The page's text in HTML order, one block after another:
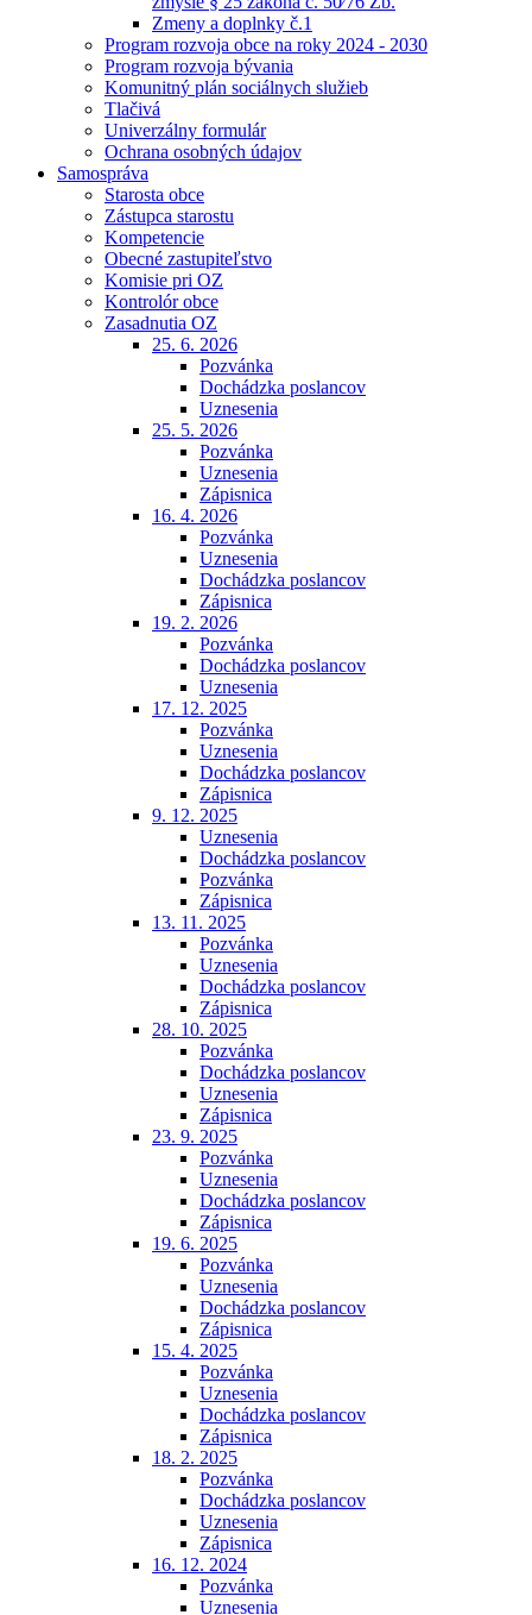
Zmeny a doplnky č.1
Program rozvoja obce na roky 2024 - 2030
Program rozvoja bývania
Komunitný plán sociálnych služieb
Tlačivá
Univerzálny formulár
Ochrana osobných údajov
Samospráva
Starosta obce
Zástupca starostu
Kompetencie
Obecné zastupiteľstvo
Komisie pri OZ
Kontrolór obce
Zasadnutia OZ
25. 6. 2026
Pozvánka
Dochádzka poslancov
Uznesenia
25. 5. 2026
Pozvánka
Uznesenia
Zápisnica
16. 4. 2026
Pozvánka
Uznesenia
Dochádzka poslancov
Zápisnica
19. 2. 2026
Pozvánka
Dochádzka poslancov
Uznesenia
17. 12. 2025
Pozvánka
Uznesenia
Dochádzka poslancov
Zápisnica
9. 12. 2025
Uznesenia
Dochádzka poslancov
Pozvánka
Zápisnica
13. 11. 2025
Pozvánka
Uznesenia
Dochádzka poslancov
Zápisnica
28. 10. 2025
Pozvánka
Dochádzka poslancov
Uznesenia
Zápisnica
23. 9. 2025
Pozvánka
Uznesenia
Dochádzka poslancov
Zápisnica
19. 6. 2025
Pozvánka
Uznesenia
Dochádzka poslancov
Zápisnica
15. 4. 2025
Pozvánka
Uznesenia
Dochádzka poslancov
Zápisnica
18. 2. 2025
Pozvánka
Dochádzka poslancov
Uznesenia
Zápisnica
16. 12. 2024
Pozvánka
Uznesenia